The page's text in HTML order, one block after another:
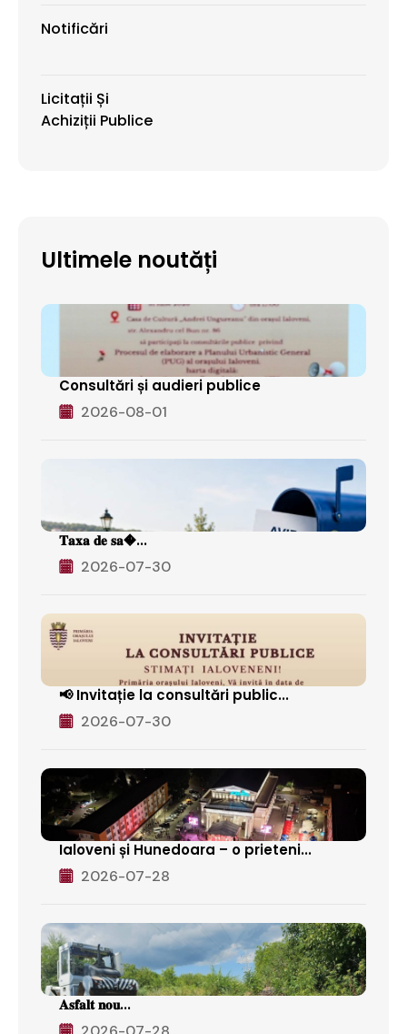
Notificări
Licitații Și
Achiziții Publice
Ultimele noutăți
Consultări și audieri publice
2026-08-01
𝐓𝐚𝐱𝐚 𝐝𝐞 𝐬𝐚�...
2026-07-30
📢 Invitație la consultări public...
2026-07-30
Ialoveni și Hunedoara – o prieteni...
2026-07-28
𝐀𝐬𝐟𝐚𝐥𝐭 𝐧𝐨𝐮...